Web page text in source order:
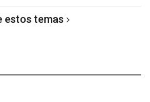
estos temas